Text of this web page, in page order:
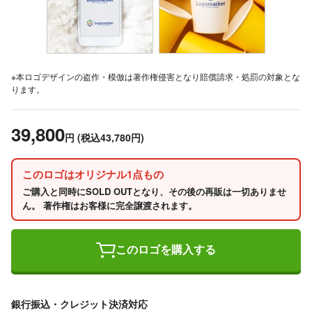
※本ロゴデザインの盗作・模倣は著作権侵害となり賠償請求・処罰の対象とな
ります。
39,800円 (税込43,780円)
このロゴはオリジナル1点もの
ご購入と同時にSOLD OUTとなり、その後の再販は一切ありませ
ん。 著作権はお客様に完全譲渡されます。
このロゴを購入する
銀行振込・クレジット決済対応